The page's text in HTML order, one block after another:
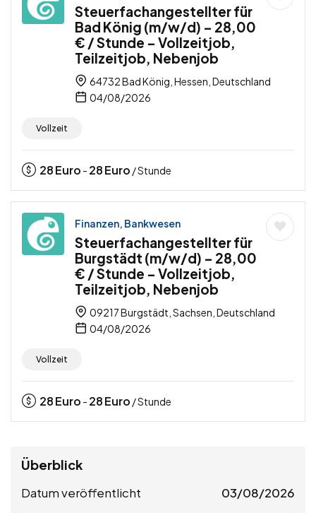
Steuerfachangestellter für
Bad König (m/w/d) – 28,00
€ / Stunde – Vollzeitjob,
Teilzeitjob, Nebenjob
64732 Bad König, Hessen, Deutschland
04/08/2026
Vollzeit
28Euro - 28Euro / Stunde
Finanzen, Bankwesen
Steuerfachangestellter für
Burgstädt (m/w/d) – 28,00
€ / Stunde – Vollzeitjob,
Teilzeitjob, Nebenjob
09217 Burgstädt, Sachsen, Deutschland
04/08/2026
Vollzeit
28Euro - 28Euro / Stunde
Überblick
Datum veröffentlicht 03/08/2026